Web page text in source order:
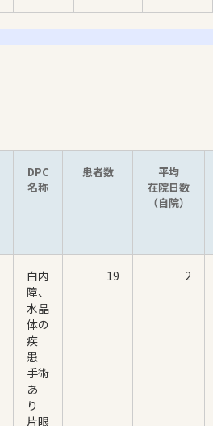
DPC
名称
患者数
平均
在院日数
（自院）
白内
障、
水晶
体の
疾
患
手術
あ
り
片眼
19 2